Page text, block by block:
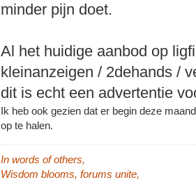
minder pijn doet.
Al het huidige aanbod op
kleinanzeigen / 2dehands /
dit is echt een advertentie
Ik heb ook gezien dat er begin deze
op te halen.
In words of others,
Wisdom blooms, forums unite,